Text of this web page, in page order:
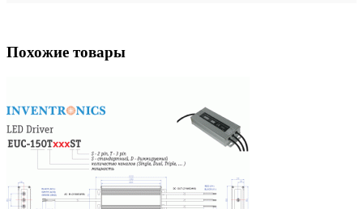
Похожие товары